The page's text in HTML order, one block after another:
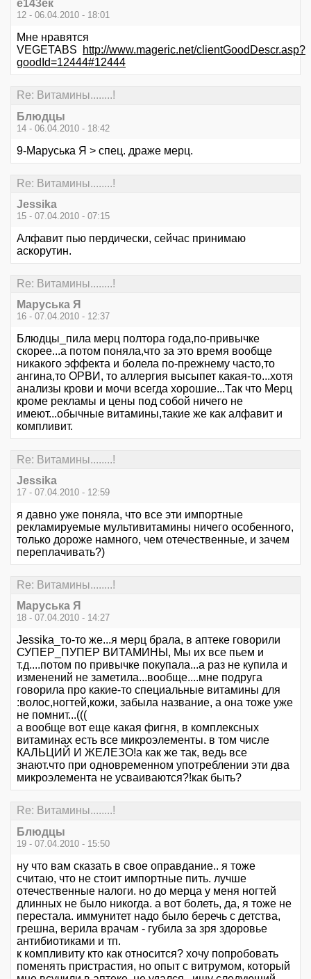
е143ек
12 - 06.04.2010 - 18:01
Мне нравятся
VEGETABS
http://www.mageric.net/clientGoodDescr.asp?
goodId=12444#12444
Re: Витамины........!
Блюдцы
14 - 06.04.2010 - 18:42
9-Маруська Я > спец. драже мерц.
Re: Витамины........!
Jessika
15 - 07.04.2010 - 07:15
Алфавит пью пердически, сейчас принимаю
аскорутин.
Re: Витамины........!
Маруська Я
16 - 07.04.2010 - 12:37
Блюдцы_пила мерц полтора года,по-привычке
скорее...а потом поняла,что за это время вообще
никакого эффекта и болела по-прежнему часто,то
ангина,то ОРВИ, то аллергия высыпет какая-то...хотя
анализы крови и мочи всегда хорошие...Так что Мерц
кроме рекламы и цены под собой ничего не
имеют...обычные витамины,такие же как алфавит и
компливит.
Re: Витамины........!
Jessika
17 - 07.04.2010 - 12:59
я давно уже поняла, что все эти импортные
рекламируемые мультивитамины ничего особенного,
только дороже намного, чем отечественные, и зачем
переплачивать?)
Re: Витамины........!
Маруська Я
18 - 07.04.2010 - 14:27
Jessika_то-то же...я мерц брала, в аптеке говорили
СУПЕР_ПУПЕР ВИТАМИНЫ, Мы их все пьем и
т.д....потом по привычке покупала...а раз не купила и
изменений не заметила...вообще....мне подруга
говорила про какие-то специальные витамины для
:волос,ногтей,кожи, забыла название, а она тоже уже
не помнит...(((
а вообще вот еще какая фигня, в комплексных
витаминах есть все микроэлементы. в том числе
КАЛЬЦИЙ И ЖЕЛЕЗО!а как же так, ведь все
знают.что при одновременном употреблении эти два
микроэлемента не усваиваются?!как быть?
Re: Витамины........!
Блюдцы
19 - 07.04.2010 - 15:50
ну что вам сказать в свое оправдание.. я тоже
считаю, что не стоит импортные пить. лучше
отечественные налоги. но до мерца у меня ногтей
длинных не было никогда. а вот болеть, да, я тоже не
перестала. иммунитет надо было беречь с детства,
грешна, верила врачам - губила за зря здоровье
антибиотиками и тп.
к компливиту кто как относится? хочу попробовать
поменять пристрастия, но опыт с витрумом, который